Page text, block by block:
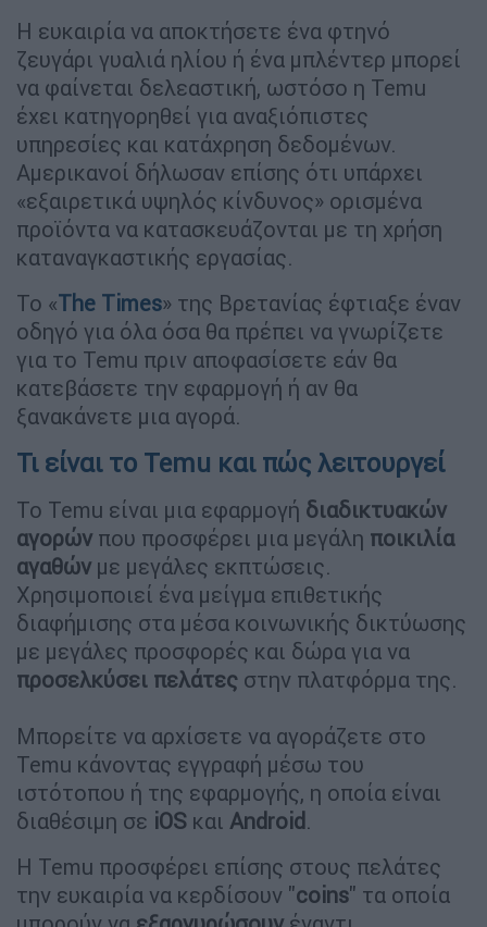
Η ευκαιρία να αποκτήσετε ένα φτηνό
ζευγάρι γυαλιά ηλίου ή ένα μπλέντερ μπορεί
να φαίνεται δελεαστική, ωστόσο η Temu
έχει κατηγορηθεί για αναξιόπιστες
υπηρεσίες και κατάχρηση δεδομένων.
Αμερικανοί δήλωσαν επίσης ότι υπάρχει
«εξαιρετικά υψηλός κίνδυνος» ορισμένα
προϊόντα να κατασκευάζονται με τη χρήση
καταναγκαστικής εργασίας.
Το «The Times» της Βρετανίας έφτιαξε έναν
οδηγό για όλα όσα θα πρέπει να γνωρίζετε
για το Temu πριν αποφασίσετε εάν θα
κατεβάσετε την εφαρμογή ή αν θα
ξανακάνετε μια αγορά.
Τι είναι το Temu και πώς λειτουργεί
Το Temu είναι μια εφαρμογή διαδικτυακών
αγορών που προσφέρει μια μεγάλη ποικιλία
αγαθών με μεγάλες εκπτώσεις.
Χρησιμοποιεί ένα μείγμα επιθετικής
διαφήμισης στα μέσα κοινωνικής δικτύωσης
με μεγάλες προσφορές και δώρα για να
προσελκύσει πελάτες στην πλατφόρμα της.
Μπορείτε να αρχίσετε να αγοράζετε στο
Temu κάνοντας εγγραφή μέσω του
ιστότοπου ή της εφαρμογής, η οποία είναι
διαθέσιμη σε iOS και Android .
Η Temu προσφέρει επίσης στους πελάτες
την ευκαιρία να κερδίσουν "coins" τα οποία